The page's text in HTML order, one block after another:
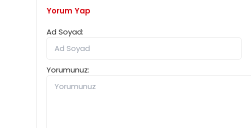
Yorum Yap
Ad Soyad:
Yorumunuz: